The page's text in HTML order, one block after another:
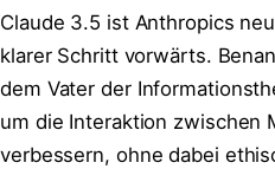
Claude 3.5 ist Anthropics
klarer Schritt vorwärts.
dem Vater der
um die Interaktion zwischen
verbessern, ohne dabei